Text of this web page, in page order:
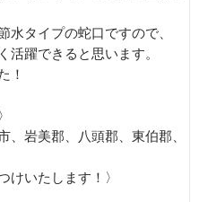
水タイプの蛇口ですので、
活躍できると思います。
！
、岩美郡、八頭郡、東伯郡、
けいたします！〉